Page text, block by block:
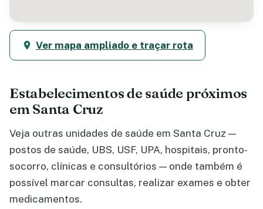
Ver mapa ampliado e traçar rota
Estabelecimentos de saúde próximos
em Santa Cruz
Veja outras unidades de saúde em Santa Cruz —
postos de saúde, UBS, USF, UPA, hospitais, pronto-
socorro, clínicas e consultórios — onde também é
possível marcar consultas, realizar exames e obter
medicamentos.